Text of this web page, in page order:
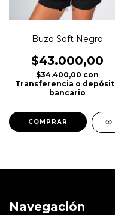
Buzo Soft Negro
$43.000,00
$34.400,00 con
Transferencia o
bancario
COMPRAR
Navegación